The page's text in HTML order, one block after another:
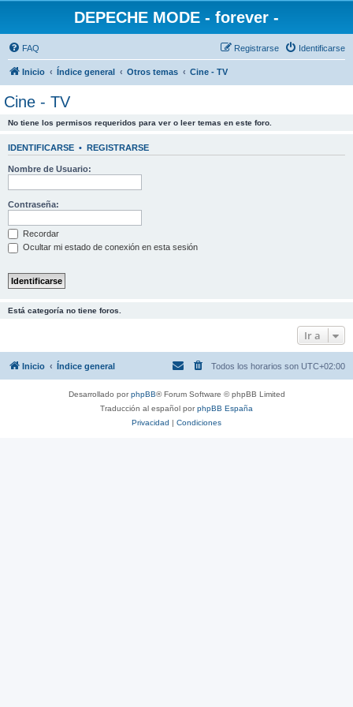
DEPECHE MODE - forever -
FAQ Identificarse
Registrarse
Inicio Índice general Otros temas Cine - TV
Cine - TV
No tiene los permisos requeridos para ver o leer temas en este foro.
IDENTIFICARSE • REGISTRARSE
Nombre de Usuario:
Contraseña:
Recordar
Ocultar mi estado de conexión en esta sesión
Está categoría no tiene foros.
Ir a
Inicio Índice general Todos los horarios son UTC+02:00
Desarrollado porphpBB® Forum Software © phpBB Limited
Traducción al español porphpBB España
Privacidad | Condiciones